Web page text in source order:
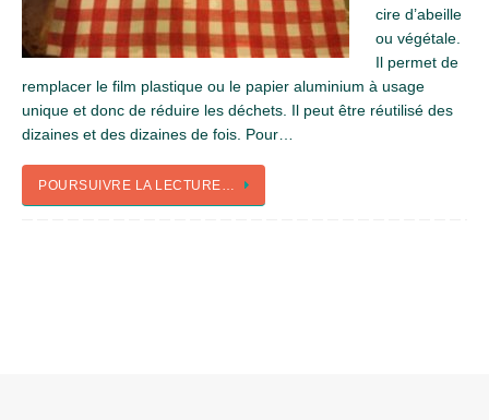
cire d’abeille
ou végétale.
Il permet de
remplacer le film plastique ou le papier aluminium à usage
unique et donc de réduire les déchets. Il peut être réutilisé des
dizaines et des dizaines de fois. Pour…
POURSUIVRE LA LECTURE…